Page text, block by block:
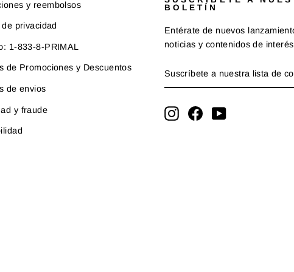
y reembolsos
privacidad
1-833-8-PRIMAL
de Promociones y Descuentos
de envios
y fraude
BOLETÍN
Entérate de nuevos
noticias y contenidos de
A
NUESTRA
DE
CORREO
InstagramFacebookYouTube